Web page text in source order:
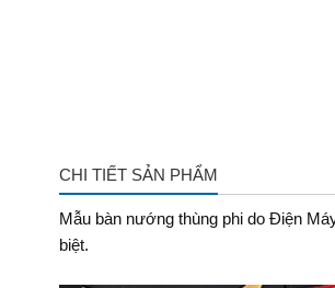
CHI TIẾT SẢN PHẨM
Mẫu bàn nướng thùng phi do Điện
biệt.